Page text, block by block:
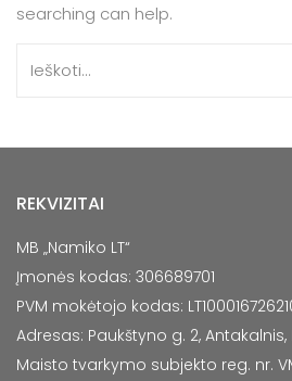
searching can help.
REKVIZITAI
MB „Namiko LT“
Įmonės kodas: 306689701
PVM mokėtojo kodas:
Adresas: Paukštyno g. 2, Antakalnis,
Maisto tvarkymo subjekto reg. nr.